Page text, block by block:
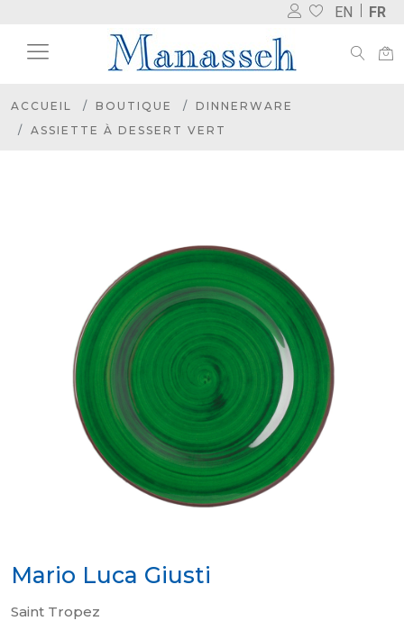
EN FR
ACCUEIL BOUTIQUE
DINNERWARE
ASSIETTE À DESSERT VERT
Mario Luca Giusti
Saint Tropez